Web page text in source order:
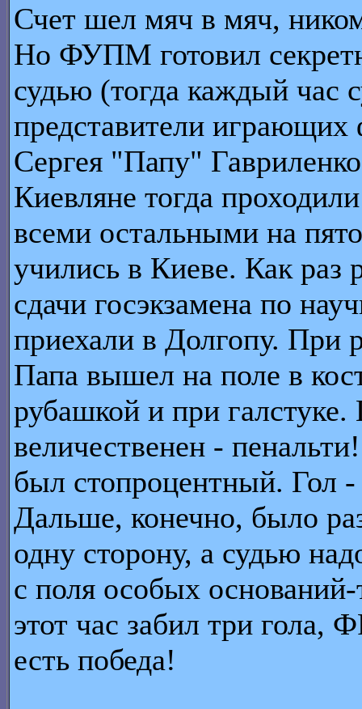
Счет шел мяч в мяч,
Но ФУПМ готовил
судью (тогда каждый час
представители
Сергея "Папу"
Киевляне тогда
всеми остальными на
учились в Киеве. Как раз
сдачи госэкзамена по
приехали в Долгопу. При
Папа вышел на поле в
рубашкой и при
величественен -
был стопроцентный.
Дальше, конечно, было
одну сторону, а судью
с поля особых
этот час забил три гола,
есть победа!